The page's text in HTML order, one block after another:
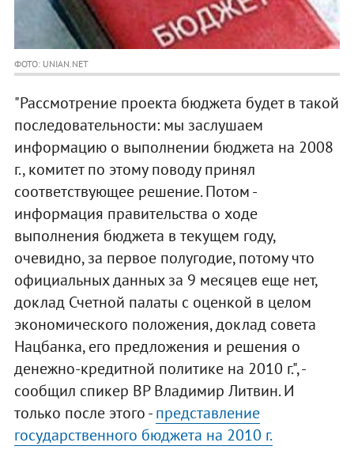
ФОТО: UNIAN.NET
"Рассмотрение проекта бюджета будет в такой
последовательности: мы заслушаем
информацию о выполнении бюджета на 2008
г., комитет по этому поводу принял
соответствующее решение. Потом -
информация правительства о ходе
выполнения бюджета в текущем году,
очевидно, за первое полугодие, потому что
официальных данных за 9 месяцев еще нет,
доклад Счетной палаты с оценкой в целом
экономического положения, доклад совета
Нацбанка, его предложения и решения о
денежно-кредитной политике на 2010 г.", -
сообщил спикер ВР Владимир Литвин. И
только после этого -представление
государственного бюджета на 2010 г.